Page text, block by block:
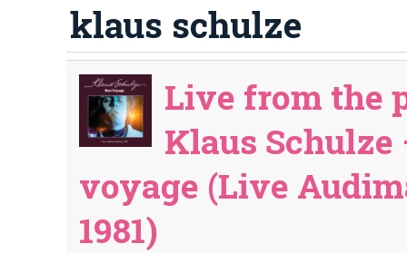
klaus schulze
Live from the
Klaus Schulze
voyage (Live
1981)